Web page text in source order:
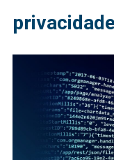
privacidade